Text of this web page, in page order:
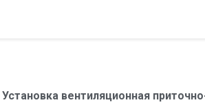
Установка вентиляционная